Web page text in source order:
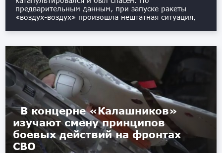
предварительным данным, при запуске ракеты
«воздух-воздух» произошла нештатная ситуация,
В концерне «Калашников»
изучают смену принципов
боевых действий на фронтах
СВО